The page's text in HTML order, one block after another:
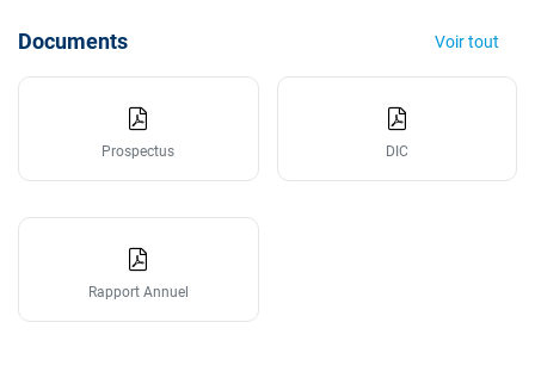
Documents Voir tout
Prospectus DIC
Rapport Annuel